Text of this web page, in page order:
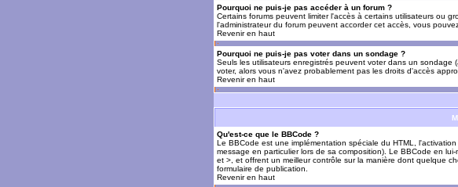
Pourquoi ne puis-je pas accéder à un forum ?
Certains forums peuvent limiter l'accès à certains utilisateurs ou
l'administrateur du forum peuvent accorder cet accès, vous
Revenir en haut
Pourquoi ne puis-je pas voter dans un sondage ?
Seuls les utilisateurs enregistrés peuvent voter dans un
voter, alors vous n'avez probablement pas les droits d'accès
Revenir en haut
Qu'est-ce que le BBCode ?
Le BBCode est une implémentation spéciale du HTML,
message en particulier lors de sa composition). Le BBCode en
et >, et offrent un meilleur contrôle sur la manière dont quelque
formulaire de publication.
Revenir en haut